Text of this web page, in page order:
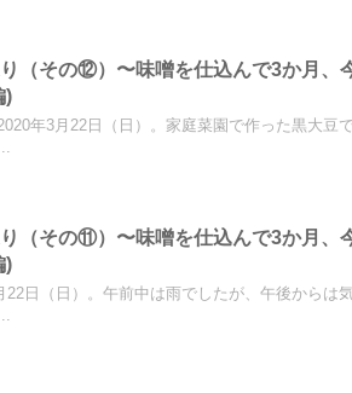
（その⑫）〜味噌を仕込んで3か月、
)
年3月22日（日）。家庭菜園で作った黒大豆
（その⑪）〜味噌を仕込んで3か月、
)
日（日）。午前中は雨でしたが、午後からは